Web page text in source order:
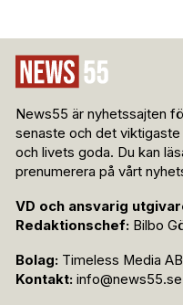
News55 är nyhetssajten
senaste och det viktigaste
och livets goda. Du kan
prenumerera på vårt
VD och ansvarig
Redaktionschef: Bilbo
Bolag: Timeless Media
Kontakt: info@news55.se